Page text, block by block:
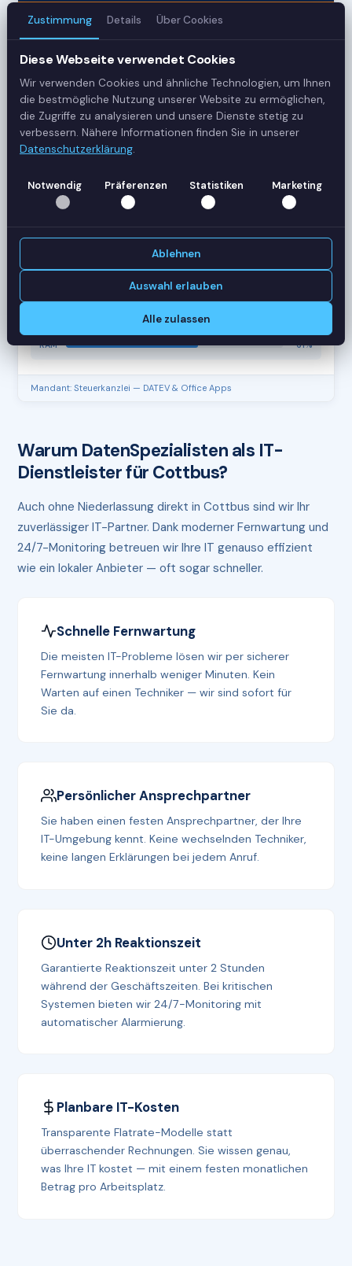
Server
42
Status
CPU
62%
RAM
61%
Mandant: Steuerkanzlei — DATEV & Office Apps
Warum DatenSpezialisten als IT-
Dienstleister für Cottbus?
Auch ohne Niederlassung direkt in Cottbus sind wir Ihr
zuverlässiger IT-Partner. Dank moderner Fernwartung und
24/7-Monitoring betreuen wir Ihre IT genauso effizient
wie ein lokaler Anbieter — oft sogar schneller.
Schnelle Fernwartung
Die meisten IT-Probleme lösen wir per sicherer
Fernwartung innerhalb weniger Minuten. Kein
Warten auf einen Techniker — wir sind sofort für
Sie da.
Persönlicher Ansprechpartner
Sie haben einen festen Ansprechpartner, der Ihre
IT-Umgebung kennt. Keine wechselnden Techniker,
keine langen Erklärungen bei jedem Anruf.
Unter 2h Reaktionszeit
Garantierte Reaktionszeit unter 2 Stunden
während der Geschäftszeiten. Bei kritischen
Systemen bieten wir 24/7-Monitoring mit
automatischer Alarmierung.
Planbare IT-Kosten
Transparente Flatrate-Modelle statt
überraschender Rechnungen. Sie wissen genau,
was Ihre IT kostet — mit einem festen monatlichen
Betrag pro Arbeitsplatz.
Zustimmung Details Über Cookies
Diese Webseite verwendet Cookies
Wir verwenden Cookies und ähnliche Technologien, um Ihnen
die bestmögliche Nutzung unserer Website zu ermöglichen,
die Zugriffe zu analysieren und unsere Dienste stetig zu
verbessern. Nähere Informationen finden Sie in unserer
Datenschutzerklärung.
Notwendig Präferenzen Statistiken Marketing
Ablehnen
Auswahl erlauben
Alle zulassen